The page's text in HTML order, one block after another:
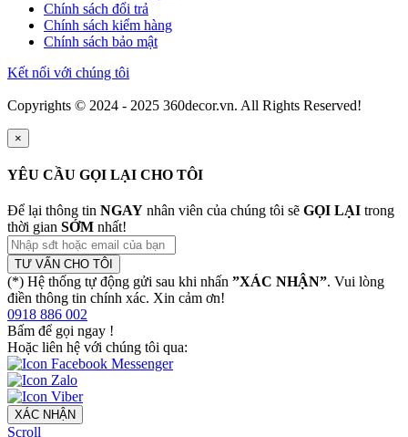
Chính sách đổi trả
Chính sách kiểm hàng
Chính sách bảo mật
Kết nối với chúng tôi
Copyrights © 2024 - 2025 360decor.vn. All Rights Reserved!
×
YÊU CẦU GỌI LẠI CHO TÔI
Để lại thông tin NGAY nhân viên của chúng tôi sẽ GỌI LẠI trong
thời gian SỚM nhất!
TƯ VẤN CHO TÔI
(*) Hệ thống tự động gửi sau khi nhấn ”XÁC NHẬN”. Vui lòng
điền thông tin chính xác. Xin cảm ơn!
0918 886 002
Bấm để gọi ngay !
Hoặc liên hệ với chúng tôi qua:
XÁC NHẬN
Scroll